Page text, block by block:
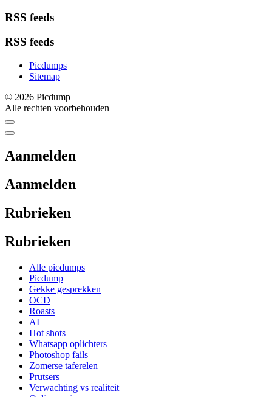
RSS feeds
RSS feeds
Picdumps
Sitemap
© 2026 Picdump
Alle rechten voorbehouden
Aanmelden
Aanmelden
Rubrieken
Rubrieken
Alle picdumps
Picdump
Gekke gesprekken
OCD
Roasts
AI
Hot shots
Whatsapp oplichters
Photoshop fails
Zomerse taferelen
Prutsers
Verwachting vs realiteit